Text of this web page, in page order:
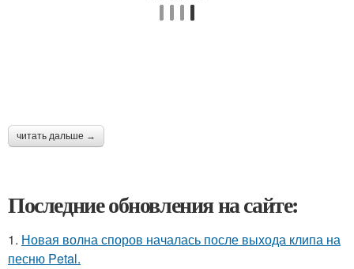
читать дальше →
Последние обновления на сайте:
1. Новая волна споров началась после выхода клипа на
песню Petal.